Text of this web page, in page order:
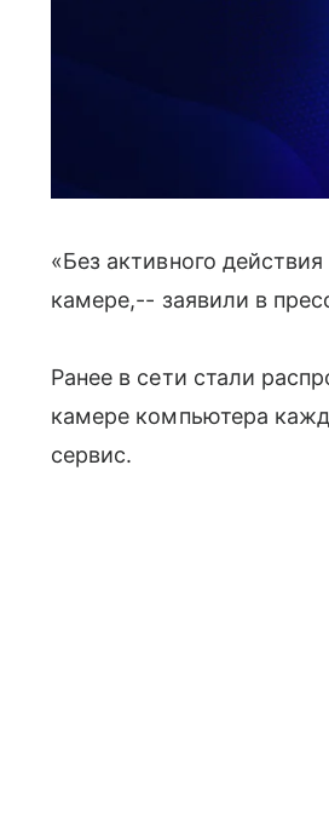
«Без активного
камере,-- заявили в
Ранее в сети стали
камере компьютера
сервис.